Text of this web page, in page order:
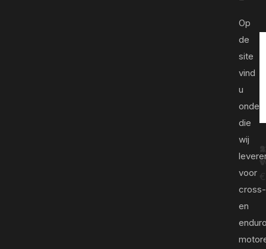
€
Op
de
site
vind
u
die
wij
voor
cross-
en
enduro